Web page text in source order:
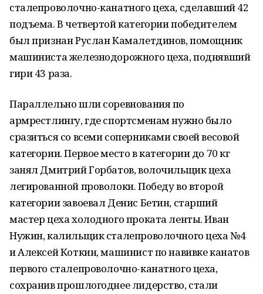
сталепроволочно-канатного цеха, сделавший 42
подъема. В четвертой категории победителем
был признан Руслан Камалетдинов, помощник
машиниста железнодорожного цеха, поднявший
гири 43 раза.
Параллельно шли соревнования по
армрестлингу, где спортсменам нужно было
сразиться со всеми соперниками своей весовой
категории. Первое место в категории до 70 кг
занял Дмитрий Горбатов, волочильщик цеха
легированной проволоки. Победу во второй
категории завоевал Денис Бетин, старший
мастер цеха холодного проката ленты. Иван
Нужин, калильщик сталепроволочного цеха №4
и Алексей Коткин, машинист по навивке канатов
первого сталепроволочно-канатного цеха,
сохранив прошлогоднее лидерство, стали